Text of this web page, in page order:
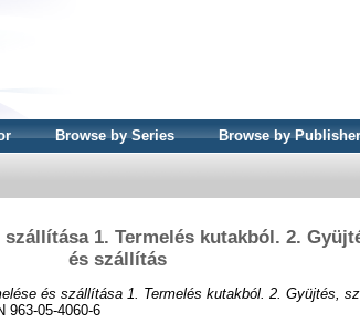
Browse by Series Browse by Publisher
1. Termelés kutakból. 2.
és szállítás
és szállítása 1. Termelés kutakból. 2. Gyüjtés,
963-05-4060-6